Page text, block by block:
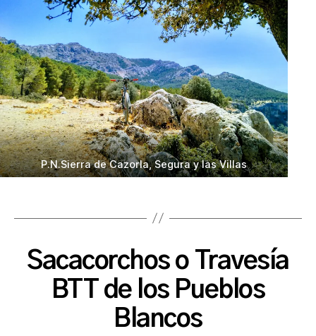
P.N.Sierra de Cazorla, Segura y las Villas
Sacacorchos o Travesía
BTT de los Pueblos
Blancos